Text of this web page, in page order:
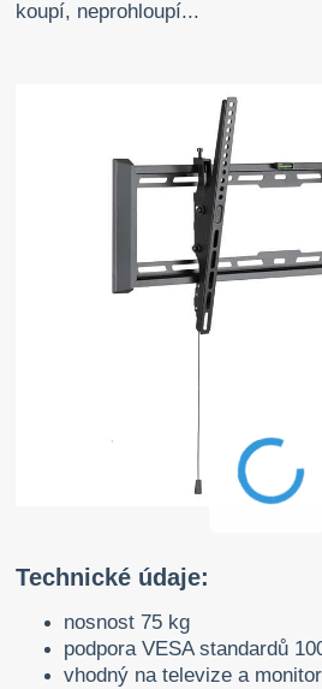
koupí, neprohloupí...
Technické údaje:
nosnost 75 kg
podpora VESA standardů
vhodný na televize a